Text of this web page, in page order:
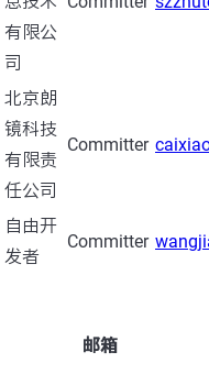
有限公
司
北京朗
镜科技
有限责
任公司
Committer
自由开
发者
Committer
邮箱